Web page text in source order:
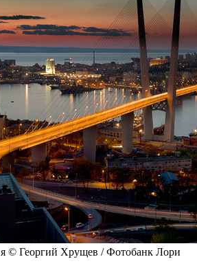
© Георгий Хрущев / Фотобанк Лори